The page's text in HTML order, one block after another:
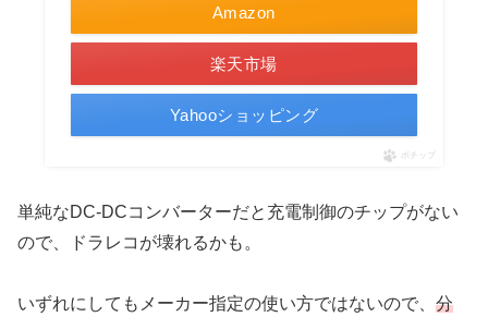
Amazon
楽天市場
Yahooショッピング
ポチップ
単純なDC-DCコンバーターだと充電制御のチップがない
ので、ドラレコが壊れるかも。
いずれにしてもメーカー指定の使い方ではないので、 分